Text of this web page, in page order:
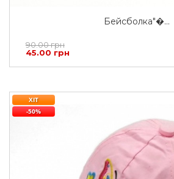
Бейсболка"�...
90.00 грн
45.00 грн
ХІТ
-50%